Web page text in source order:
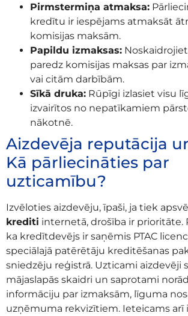
Pirmstermiņa atmaksa:
kredītu ir iespējams atmaksāt
komisijas maksām.
Papildu izmaksas:
paredz komisijas maksas par
vai citām darbībām.
Sīkā druka: Rūpīgi izlasiet visu
izvairītos no nepatīkamiem
nākotnē.
Aizdevēja reputācija
Kā pārliecināties par
uzticamību?
Izvēloties aizdevēju, īpaši, ja tiek
krediti internetā, drošība ir prioritāte.
ka kredītdevējs ir saņēmis PTAC
speciālajā patērētāju kreditēšanas
sniedzēju reģistrā. Uzticami aizdevēji
mājaslapās skaidri un saprotami
informāciju par izmaksām, līguma
uzņēmuma rekvizītiem. Ieteicams arī